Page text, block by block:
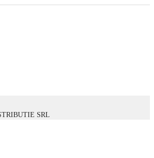
SRL